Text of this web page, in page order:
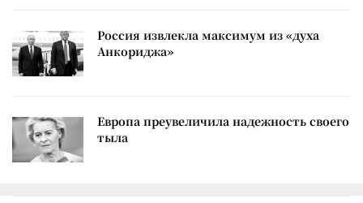
Россия извлекла максимум из «духа
Анкориджа»
Европа преувеличила надежность своего
тыла